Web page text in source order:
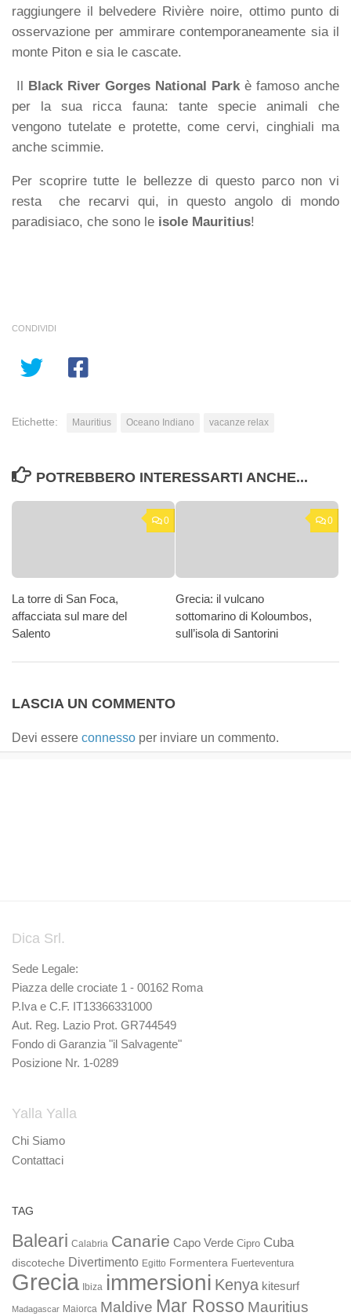
raggiungere il belvedere Rivière noire, ottimo punto di
osservazione per ammirare contemporaneamente sia il
monte Piton e sia le cascate.
Il Black River Gorges National Parkè famoso anche
per la sua ricca fauna: tante specie animali che
vengono tutelate e protette, come cervi, cinghiali ma
anche scimmie.
Per scoprire tutte le bellezze di questo parco non vi
resta che recarvi qui, in questo angolo di mondo
paradisiaco, che sono le isole Mauritius!
CONDIVIDI
Etichette: Mauritius Oceano Indiano vacanze relax
POTREBBERO INTERESSARTI ANCHE...
0
La torre di San Foca,
affacciata sul mare del
Salento
0
Grecia: il vulcano
sottomarino di Koloumbos,
sull’isola di Santorini
LASCIA UN COMMENTO
Devi essere connesso per inviare un commento.
Dica Srl.
Sede Legale:
Piazza delle crociate 1 - 00162 Roma
P.Iva e C.F. IT13366331000
Aut. Reg. Lazio Prot. GR744549
Fondo di Garanzia "il Salvagente"
Posizione Nr. 1-0289
Yalla Yalla
Chi Siamo
Contattaci
TAG
Baleari Calabria Canarie Capo Verde Cipro Cuba
discoteche Divertimento Egitto Formentera Fuerteventura
Grecia Ibiza immersioni Kenya kitesurf
Madagascar Maiorca Maldive Mar Rosso Mauritius